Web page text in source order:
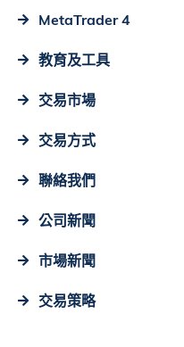
MetaTrader 4
教育及工具
交易市場
交易方式
聯絡我們
公司新聞
市場新聞
交易策略